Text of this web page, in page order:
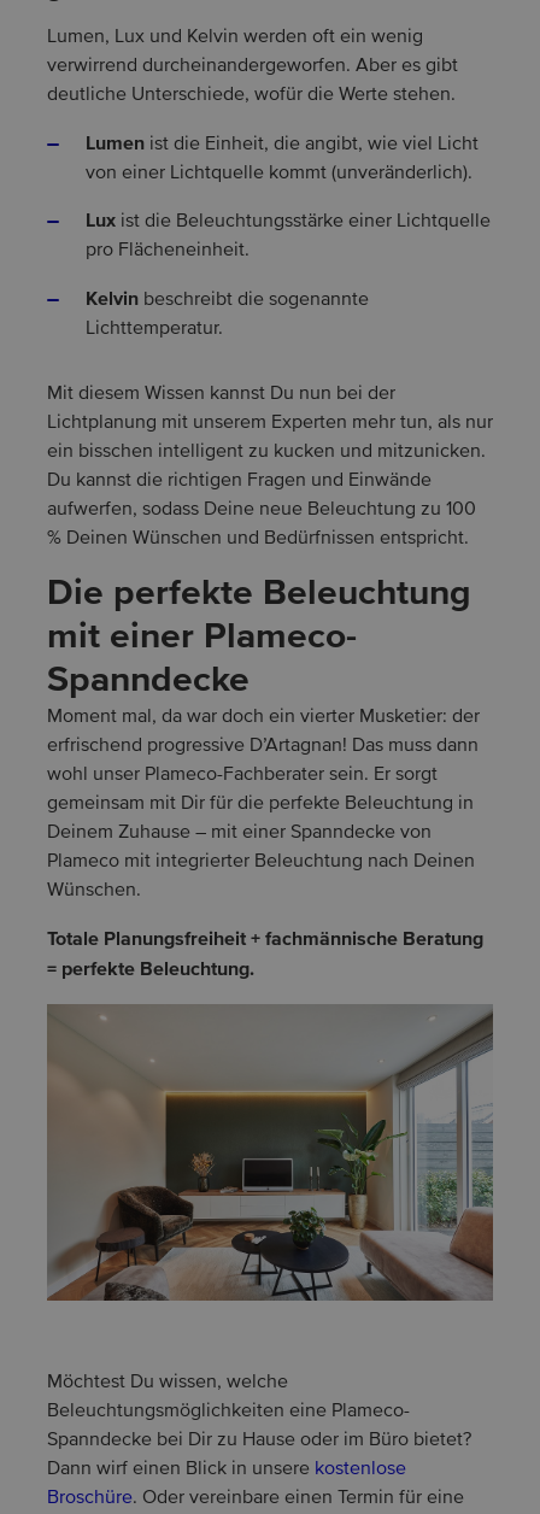
Lumen, Lux und Kelvin werden oft ein wenig
verwirrend durcheinandergeworfen. Aber es gibt
deutliche Unterschiede, wofür die Werte stehen.
Lumen ist die Einheit, die angibt, wie viel Licht
von einer Lichtquelle kommt (unveränderlich).
Lux ist die Beleuchtungsstärke einer Lichtquelle
pro Flächeneinheit.
Kelvin beschreibt die sogenannte
Lichttemperatur.
Mit diesem Wissen kannst Du nun bei der
Lichtplanung mit unserem Experten mehr tun, als nur
ein bisschen intelligent zu kucken und mitzunicken.
Du kannst die richtigen Fragen und Einwände
aufwerfen, sodass Deine neue Beleuchtung zu 100
% Deinen Wünschen und Bedürfnissen entspricht.
Die perfekte Beleuchtung
mit einer Plameco-
Spanndecke
Moment mal, da war doch ein vierter Musketier: der
erfrischend progressive D’Artagnan! Das muss dann
wohl unser Plameco-Fachberater sein. Er sorgt
gemeinsam mit Dir für die perfekte Beleuchtung in
Deinem Zuhause – mit einer Spanndecke von
Plameco mit integrierter Beleuchtung nach Deinen
Wünschen.
Totale Planungsfreiheit + fachmännische Beratung
= perfekte Beleuchtung.
Möchtest Du wissen, welche
Beleuchtungsmöglichkeiten eine Plameco-
Spanndecke bei Dir zu Hause oder im Büro bietet?
Dann wirf einen Blick in unsere kostenlose
Broschüre. Oder vereinbare einen Termin für eine